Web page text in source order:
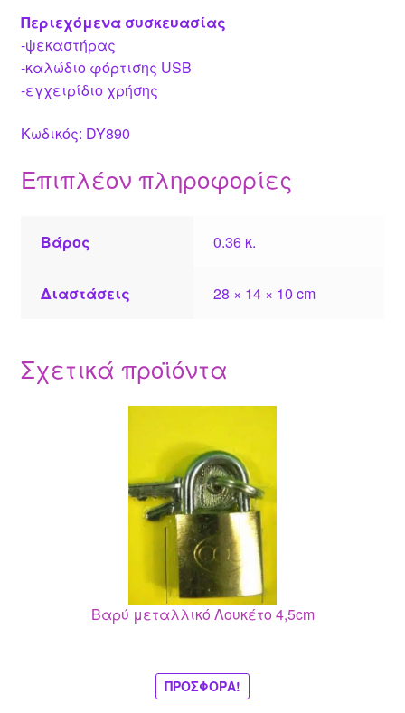
Περιεχόμενα συσκευασίας
-ψεκαστήρας
-καλώδιο φόρτισης USB
-εγχειρίδιο χρήσης
Κωδικός: DY890
Επιπλέον πληροφορίες
Βάρος 0.36 κ.
Διαστάσεις 28 × 14 × 10 cm
Σχετικά προϊόντα
Βαρύ μεταλλικό Λουκέτο 4,5cm
ΠΡΟΣΦΟΡΆ!